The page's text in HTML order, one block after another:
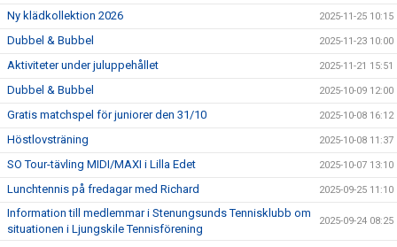
Ny klädkollektion 2026 2025-11-25 10:15
Dubbel & Bubbel 2025-11-23 10:00
Aktiviteter under juluppehållet 2025-11-21 15:51
Dubbel & Bubbel 2025-10-09 12:00
Gratis matchspel för juniorer den 31/10 2025-10-08 16:12
Höstlovsträning 2025-10-08 11:37
SO Tour-tävling MIDI/MAXI i Lilla Edet 2025-10-07 13:10
Lunchtennis på fredagar med Richard 2025-09-25 11:10
Information till medlemmar i Stenungsunds Tennisklubb om
situationen i Ljungskile Tennisförening
2025-09-24 08:25